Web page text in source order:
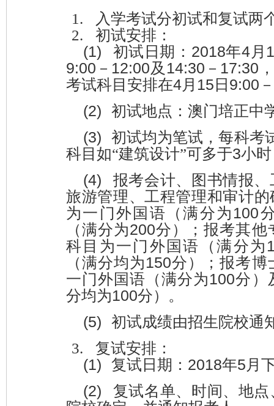
1.
入学考试分初试和复试两
2.
初试安排：
(1) 初试日期： 2018年4 月
9:00 － 12:00及 14:30 － 17:30
考试科目安排在4月 15 日 9:00 －
(2) 初试地点：澳门培正中
(3)
初试均为笔试，每科考
科目如“建筑设计”可多于3小
(4)
报考会计、图书情报
旅游管理、工程管理和审计
为一门外国语（满分为 100
（满分为200分）；报考其他
科目为一门外国语（满分为
（满分均为150分）；报考博
一门外国语（满分为100分）
分均为100分）。
(5)
初试成绩由招生院校通
3.
复试安排：
(1) 复试日期： 2018年5 月
(2)
复试名单、时间、地